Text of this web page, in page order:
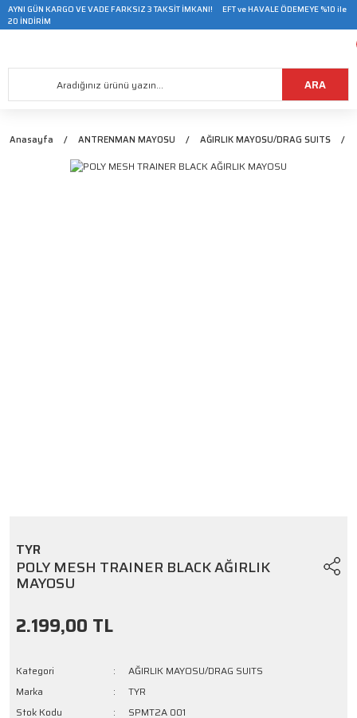
AYNI GÜN KARGO VE VADE FARKSIZ 3 TAKSİT İMKANI! EFT ve HAVALE ÖDEMEYE %10 ile
20 İNDİRİM
ARA
Anasayfa ANTRENMAN MAYOSU AĞIRLIK MAYOSU/DRAG SUITS
TYR
POLY MESH TRAINER BLACK AĞIRLIK
MAYOSU
2.199,00 TL
Kategori
AĞIRLIK MAYOSU/DRAG SUITS
Marka
TYR
Stok Kodu
SPMT2A 001